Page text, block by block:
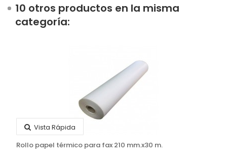
10 otros productos en la misma
categoría:
Vista Rápida
Rollo papel térmico para fax 210 mm.x30 m.